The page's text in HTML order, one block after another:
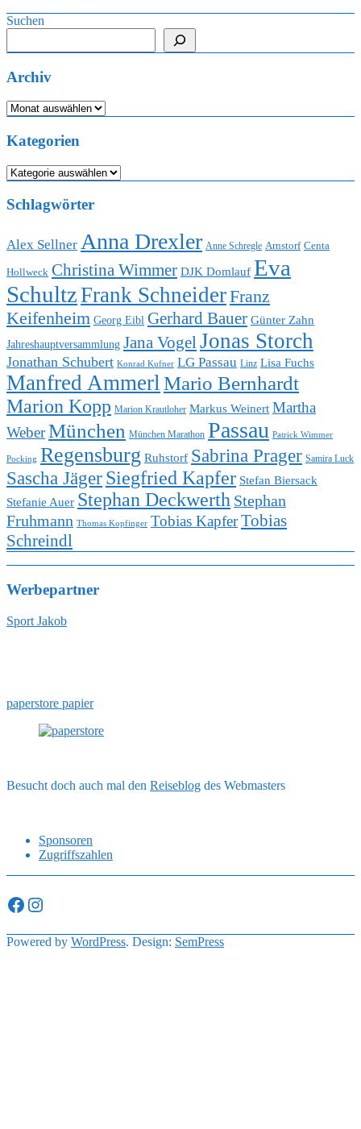
Suchen
Archiv
Archiv
Kategorien
Kategorien
Schlagwörter
Alex Sellner Anna Drexler Anne Schregle Arnstorf Centa
Hollweck Christina Wimmer DJK Domlauf Eva
SchultzFrank SchneiderFranz
Keifenheim Georg Eibl Gerhard Bauer Günter Zahn
Jahreshauptversammlung Jana VogelJonas Storch
Jonathan Schubert Konrad Kufner LG Passau Linz Lisa Fuchs
Manfred AmmerlMario Bernhardt
Marion Kopp Marion Krautloher Markus Weinert Martha
WeberMünchen München Marathon Passau Patrick Wimmer
Pocking Regensburg Ruhstorf Sabrina Prager Samira Luck
Sascha JägerSiegfried Kapfer Stefan Biersack
Stefanie Auer Stephan Deckwerth Stephan
Fruhmann Thomas Kopfinger Tobias KapferTobias
Schreindl
Werbepartner
Sport Jakob
paperstore papier
Besucht doch auch mal den Reiseblog des Webmasters
Sponsoren
Zugriffszahlen
Facebook
Instagram
Powered by WordPress. Design: SemPress